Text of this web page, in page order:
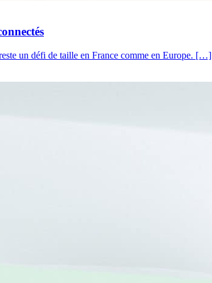
un défi de taille en France comme en Europe. […]